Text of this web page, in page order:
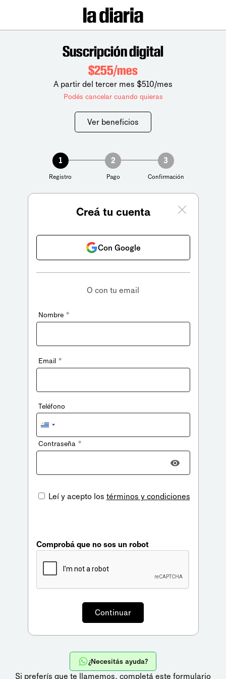
Suscripción digital
$255/mes
A partir del tercer mes $510/mes
Podés cancelar cuando quieras
Ver beneficios
1
Registro
2
Pago
3
Confirmación
Creá tu cuenta
Con Google
O con tu email
Nombre *
Email *
Teléfono
Uruguay
+598
Contraseña *
Leí y acepto los términos y condiciones
Comprobá que no sos un robot
¿Necesitás ayuda?
Si preferís que te llamemos, completá este formulario